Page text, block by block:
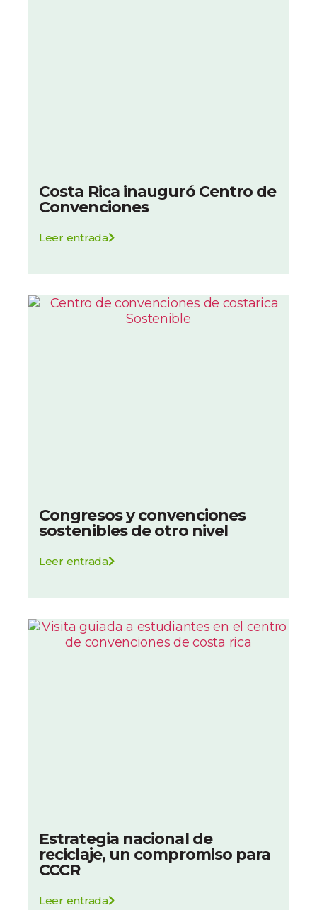
Costa Rica inauguró Centro de
Convenciones
Leer entrada
Congresos y convenciones
sostenibles de otro nivel
Leer entrada
Estrategia nacional de
reciclaje, un compromiso para
CCCR
Leer entrada